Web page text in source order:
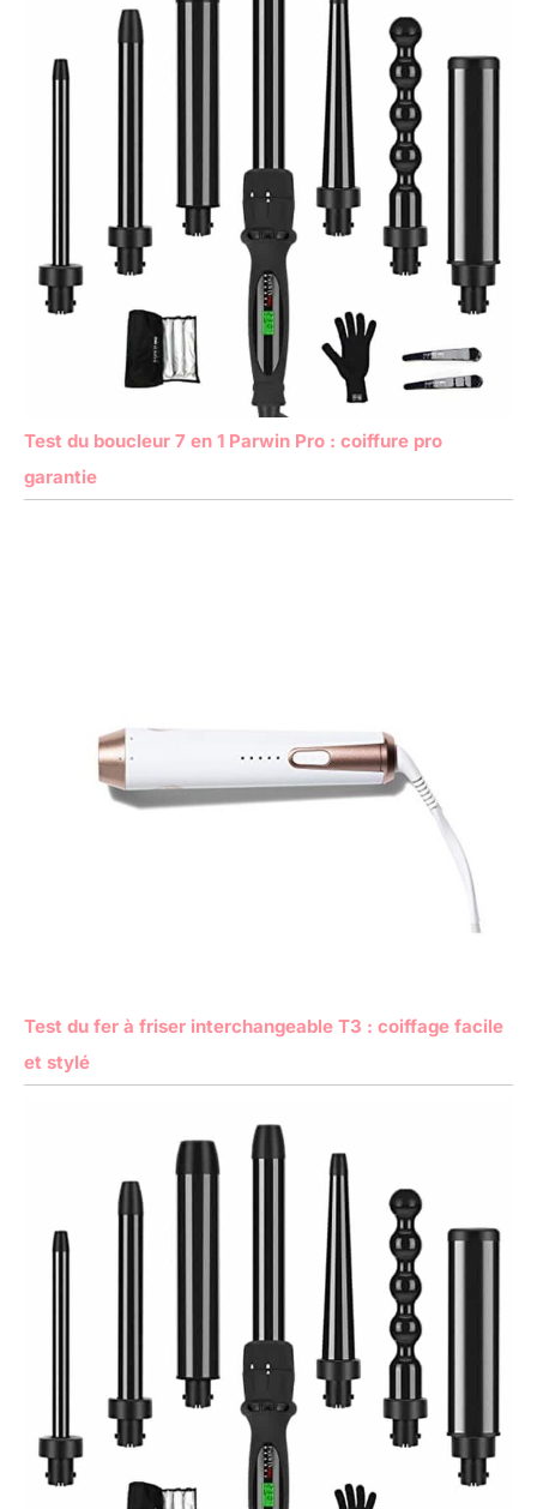
Test du boucleur 7 en 1 Parwin Pro : coiffure pro
garantie
Test du fer à friser interchangeable T3 : coiffage facile
et stylé